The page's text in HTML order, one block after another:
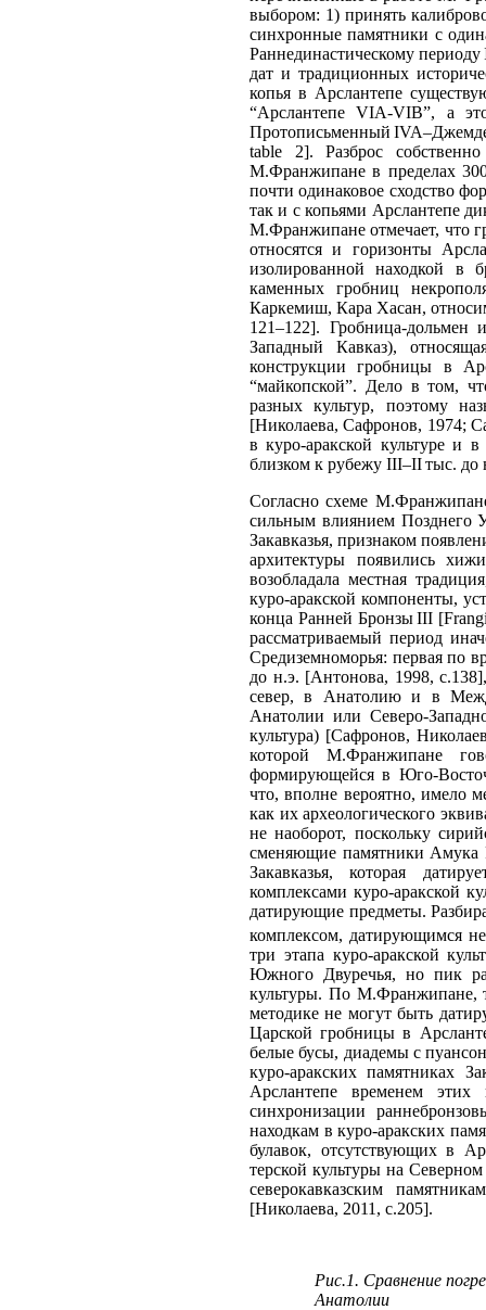
выбором: 1) принять
синхронные памятники с
Раннединастическому
дат и традиционных
копья в Арслантепе
“Арслантепе VIA-VIB”, а
Протописьменный
table 2]. Разброс
М.Франжипане в пределах
почти одинаковое сходство
так и с копьями Арслантепе
М.Франжипане отмечает, что
относятся и горизонты
изолированной находкой в
каменных гробниц
Каркемиш, Кара Хасан,
121–122]. Гробница-
Западный Кавказ),
конструкции гробницы в
“майкопской”. Дело в том,
разных культур, поэтому
[Николаева, Сафронов, 1974;
в куро-аракской культуре и
близком к рубежу III–II тыс. до
Согласно схеме
сильным влиянием Позднего
Закавказья, признаком
архитектуры появились
возобладала местная
куро-аракской компоненты,
конца Ранней Бронзы III
рассматриваемый период
Средиземноморья: первая по
до н.э. [Антонова, 1998,
север, в Анатолию и в
Анатолии или Северо-
культура) [Сафронов,
которой М.Франжипане
формирующейся в Юго-
что, вполне вероятно, имело
как их археологического
не наоборот, поскольку
сменяющие памятники Амука
Закавказья, которая
комплексами куро-аракской
датирующие предметы.
комплексом, датирующимся
три этапа куро-аракской
Южного Двуречья, но пик
культуры. По М.Франжипане,
методике не могут быть
Царской гробницы в
белые бусы, диадемы с
куро-аракских памятниках
Арслантепе временем
синхронизации
находкам в куро-аракских
булавок, отсутствующих в
терской культуры на
северокавказским
[Николаева, 2011, с.205].
Рис.1. Сравнение
Анатолии